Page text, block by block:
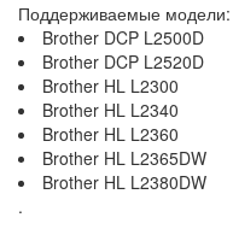
Поддерживаемые модели:
Brother DCP L2500D
Brother DCP L2520D
Brother HL L2300
Brother HL L2340
Brother HL L2360
Brother HL L2365DW
Brother HL L2380DW
.